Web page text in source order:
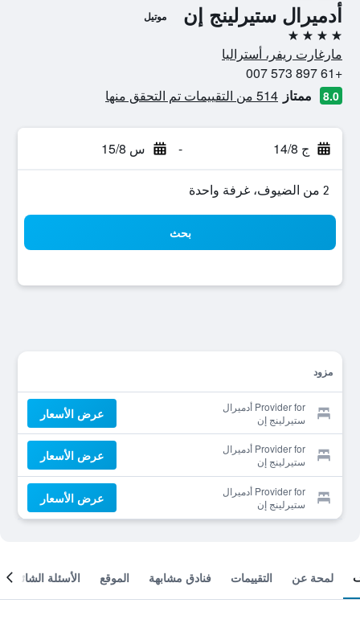
أدميرال ستيرلينج إن موتيل
4 نجوم
مارغارت ريفر، أستراليا
+61 897 573 007
8.0 ممتاز 514 من التقييمات تم التحقق منها
ج 14/8 - س 15/8
2 من الضيوف، غرفة واحدة
بحث
مزود
Provider for أدميرال
ستيرلينج إن
عرض الأسعار
Provider for أدميرال
ستيرلينج إن
عرض الأسعار
Provider for أدميرال
ستيرلينج إن
عرض الأسعار
لمحة عن التقييمات فنادق مشابهة الموقع الأسئلة الشائعة